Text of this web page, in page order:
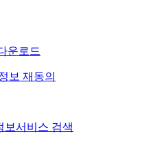
운로드
보 재동의
보서비스 검색